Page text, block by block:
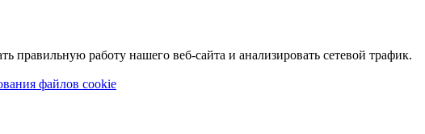
правильную работу нашего веб-сайта и анализировать сетевой трафик.
файлов cookie